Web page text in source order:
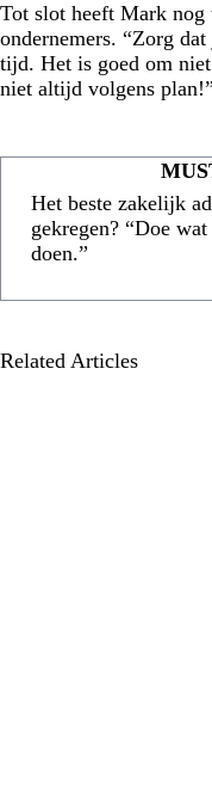
Tot slot heeft Mark nog
ondernemers. “Zorg
tijd. Het is goed om
niet altijd volgens plan!”
Het beste zakelijk
gekregen? “Doe
doen.”
Related Articles